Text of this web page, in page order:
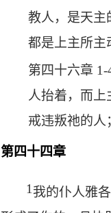
教人，是天主
都是上主所主
第四十六章 1-
人抬着，而上
戒违叛祂的人
第四十四章
1 我的仆人雅